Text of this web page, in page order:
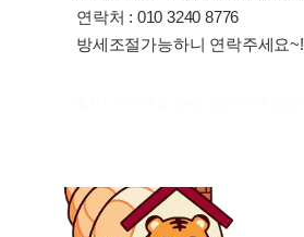
연락처 : 010 3240 8776
방세조절가능하니 연락주세요~!